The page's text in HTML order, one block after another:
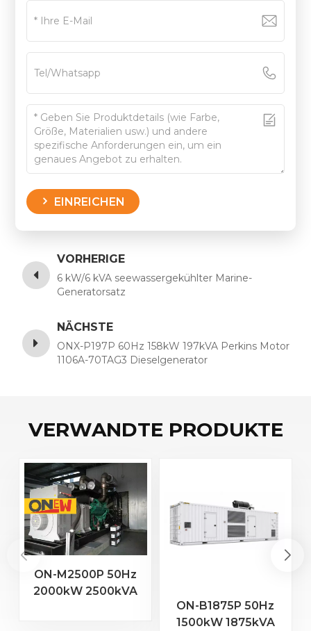
EINREICHEN
VORHERIGE
6 kW/6 kVA seewassergekühlter Marine-
Generatorsatz
NÄCHSTE
ONX-P197P 60Hz 158kW 197kVA Perkins Motor
1106A-70TAG3 Dieselgenerator
VERWANDTE PRODUKTE
ON-M2500P 50Hz
2000kW 2500kVA
ON-B1875P 50Hz
1500kW 1875kVA